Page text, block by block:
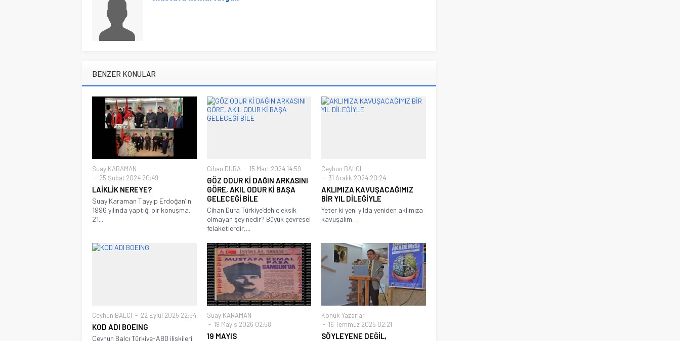
BENZER KONULAR
Suay KARAMAN
25 Şubat 2024 20:49
LAİKLİK NEREYE?
Suay Karaman Tayyip Erdoğan’ın
1996 yılında yaptığı bir konuşma,
21...
Cihan DURA 15 Mart 2024 14:59
GÖZ ODUR Kİ DAĞIN ARKASINI
GÖRE, AKIL ODUR Kİ BAŞA
GELECEĞİ BİLE
Cihan Dura Türkiye’dehiç eksik
olmayan şey nedir? Büyük çevresel
felaketlerdir,...
Ceyhun BALCI
31 Aralık 2024 20:24
AKLIMIZA KAVUŞACAĞIMIZ
BİR YIL DİLEĞİYLE
Yeter ki yeni yılda yeniden aklımıza
kavuşalım…
Ceyhun BALCI 22 Eylül 2025 22:54
KOD ADI BOEING
Ceyhun Balcı Türkiye-ABD ilişkileri
Suay KARAMAN
19 Mayıs 2026 02:58
19 MAYIS
Konuk Yazarlar
16 Temmuz 2025 02:21
SÖYLEYENE DEĞİL,